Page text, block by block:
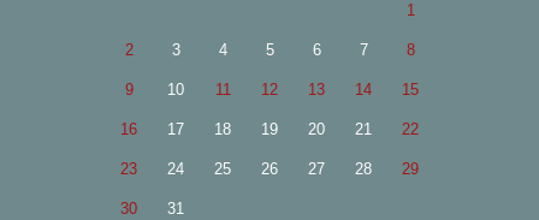
1
2 3 4 5 6 7 8
9 10 11 12 13 14 15
16 17 18 19 20 21 22
23 24 25 26 27 28 29
30 31